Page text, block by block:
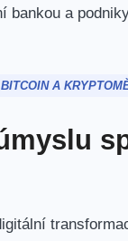
bankou a
A